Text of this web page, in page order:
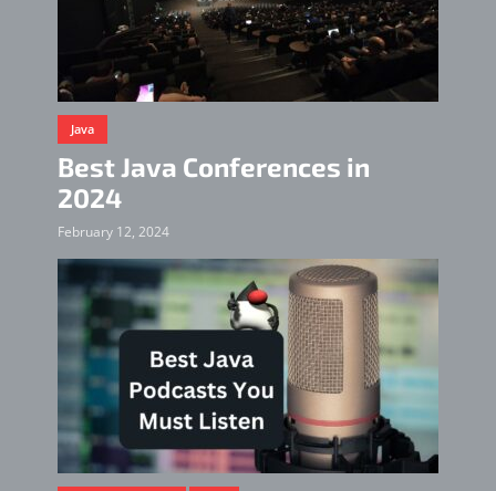
Java
Best Java Conferences in
2024
February 12, 2024